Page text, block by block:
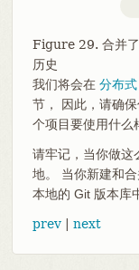
Figure 29. 合并了
历史
我们将会在 分布
节， 因此，请确
个项目要使用什么
请牢记，当你做这
地。 当你新建和
本地的 Git 版本库
prev| next